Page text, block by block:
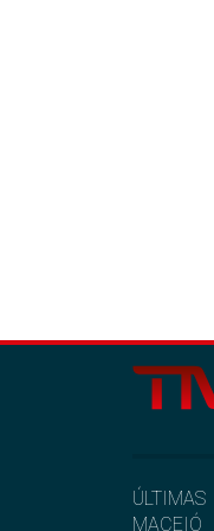
ÚLTIMAS
MACEIÓ